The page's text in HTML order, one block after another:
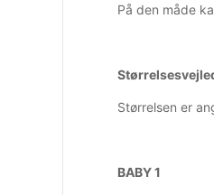
På den måde
Størrelsen er
BABY 1